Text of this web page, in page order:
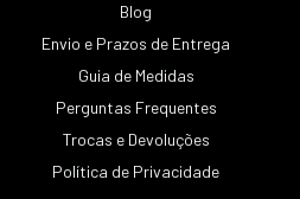
Blog
Envio e Prazos de Entrega
Guia de Medidas
Perguntas Frequentes
Trocas e Devoluções
Política de Privacidade